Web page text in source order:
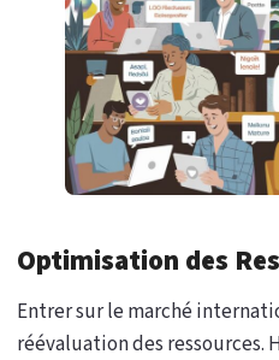
Optimisation des
Entrer sur le marché
réévaluation des ressources.